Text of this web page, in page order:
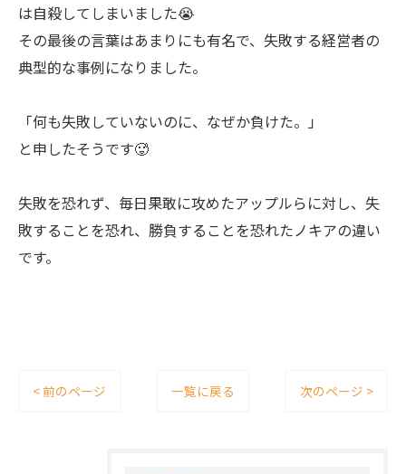
は自殺してしまいました😭
その最後の言葉はあまりにも有名で、失敗する経営者の
典型的な事例になりました。
「何も失敗していないのに、なぜか負けた。」
と申したそうです🥵
失敗を恐れず、毎日果敢に攻めたアップルらに対し、失
敗することを恐れ、勝負することを恐れたノキアの違い
です。
< 前のページ 一覧に戻る 次のページ >